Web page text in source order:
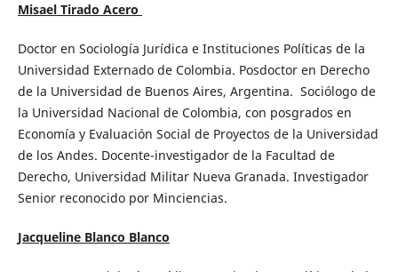
Misael Tirado Acero
Doctor en Sociología Jurídica e Instituciones Políticas de la
Universidad Externado de Colombia. Posdoctor en Derecho
de la Universidad de Buenos Aires, Argentina. Sociólogo de
la Universidad Nacional de Colombia, con posgrados en
Economía y Evaluación Social de Proyectos de la Universidad
de los Andes. Docente-investigador de la Facultad de
Derecho, Universidad Militar Nueva Granada. Investigador
Senior reconocido por Minciencias.
Jacqueline Blanco Blanco